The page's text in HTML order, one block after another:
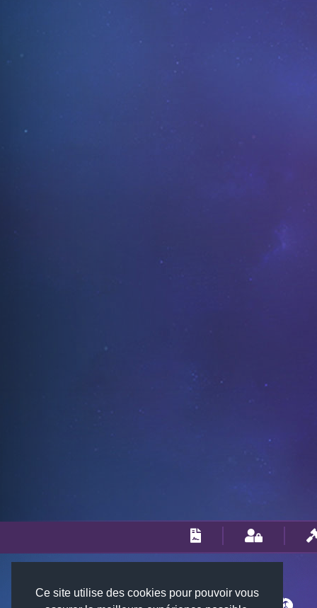
Ce site utilise des cookies pour pouvoir vous